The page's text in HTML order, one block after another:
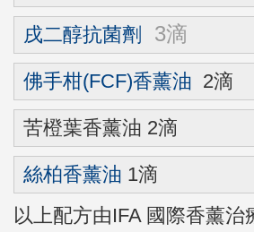
戌二醇抗菌劑 3滴
佛手柑(FCF)香薰油 2滴
苦橙葉香薰油 2滴
絲柏香薰油 1滴
以上配方由IFA 國際香薰治